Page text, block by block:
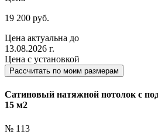
19 200 руб.
Цена актуальна до
13.08.2026 г.
Цена с установкой
Рассчитать по моим размерам
Сатиновый натяжной потолок с
15 м2
№ 113